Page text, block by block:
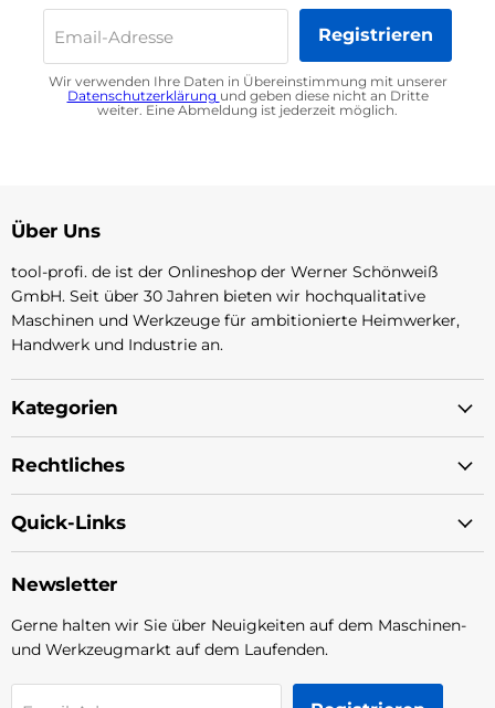
Email-Adresse Registrieren
Wir verwenden Ihre Daten in Übereinstimmung mit unserer
Datenschutzerklärung und geben diese nicht an Dritte
weiter. Eine Abmeldung ist jederzeit möglich.
Über Uns
tool-profi. de ist der Onlineshop der Werner Schönweiß
GmbH. Seit über 30 Jahren bieten wir hochqualitative
Maschinen und Werkzeuge für ambitionierte Heimwerker,
Handwerk und Industrie an.
Kategorien
Rechtliches
Quick-Links
Newsletter
Gerne halten wir Sie über Neuigkeiten auf dem Maschinen-
und Werkzeugmarkt auf dem Laufenden.